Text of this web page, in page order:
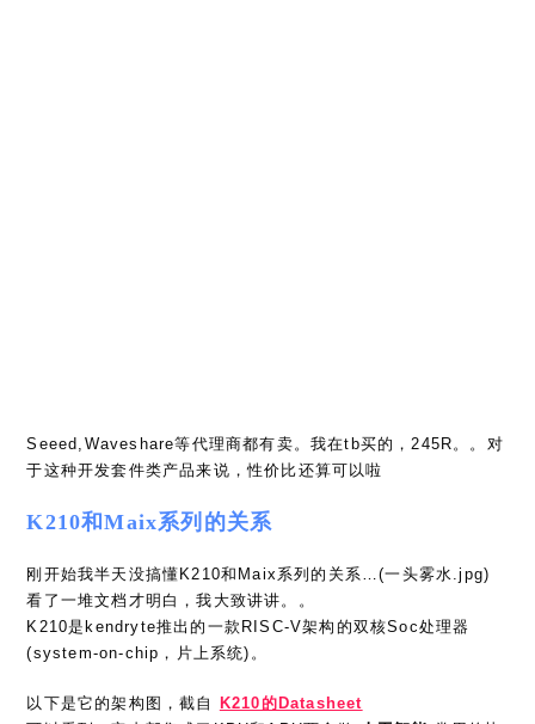
Seeed,Waveshare等代理商都有卖。我在tb买的，245R。。对
于这种开发套件类产品来说，性价比还算可以啦
K210和Maix系列的关系
刚开始我半天没搞懂K210和Maix系列的关系…(一头雾水.jpg)
看了一堆文档才明白，我大致讲讲。。
K210是kendryte推出的一款RISC-V架构的双核Soc处理器
(system-on-chip，片上系统)。
以下是它的架构图，截自
K210的Datasheet